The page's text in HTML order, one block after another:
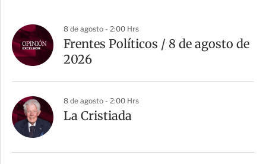
8 de agosto - 2:00 Hrs
Frentes Políticos / 8 de agosto de
2026
8 de agosto - 2:00 Hrs
La Cristiada